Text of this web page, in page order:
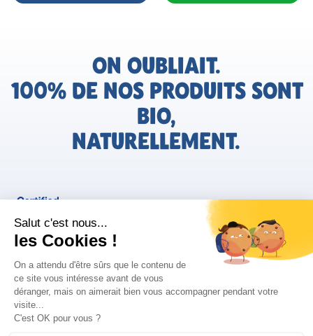
ON OUBLIAIT.
100% DE NOS PRODUITS SONT
BIO,
NATURELLEMENT.
FR
Bjorg pour les pros
Politique de confidentialité
Instagram Facebook
Retrouvez les informations AGEC de nos produits sur le site